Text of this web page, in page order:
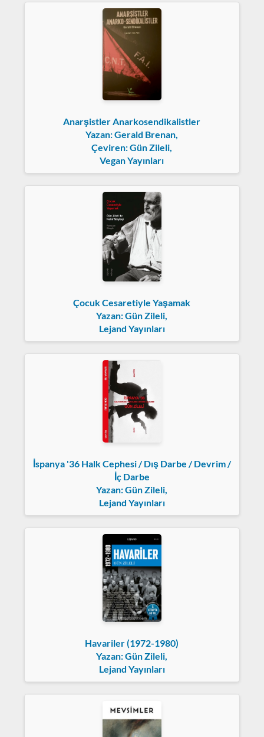
Anarşistler Anarkosendikalistler
Yazan: Gerald Brenan,
Çeviren: Gün Zileli,
Vegan Yayınları
Çocuk Cesaretiyle Yaşamak
Yazan: Gün Zileli,
Lejand Yayınları
İspanya '36 Halk Cephesi / Dış Darbe / Devrim /
İç Darbe
Yazan: Gün Zileli,
Lejand Yayınları
Havariler (1972-1980)
Yazan: Gün Zileli,
Lejand Yayınları